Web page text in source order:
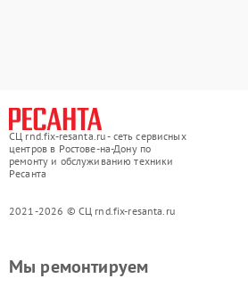
СЦ rnd.fix-resanta.ru - сеть сервисных
центров в Ростове-на-Дону по
ремонту и обслуживанию техники
Ресанта
2021-2026 © СЦ rnd.fix-resanta.ru
Мы ремонтируем